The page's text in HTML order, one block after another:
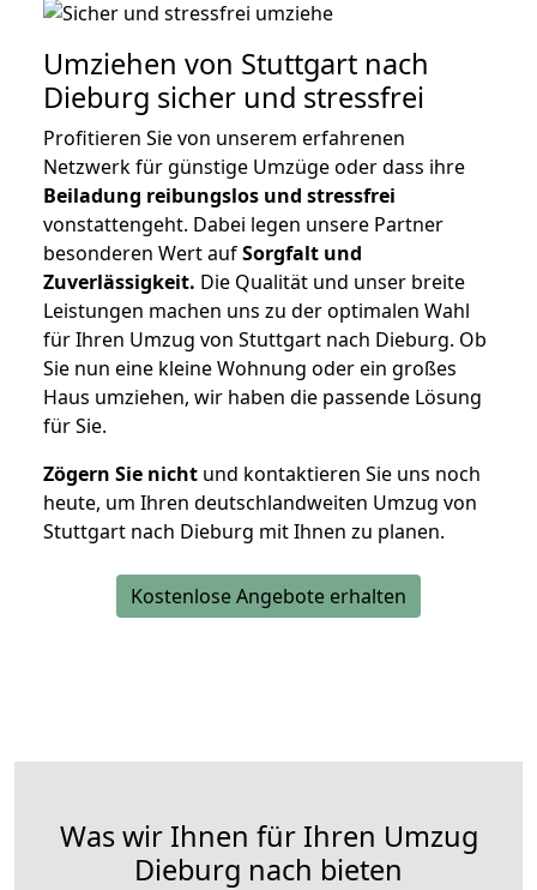
Umziehen von Stuttgart nach
Dieburg sicher und stressfrei
Profitieren Sie von unserem erfahrenen
Netzwerk für günstige Umzüge oder dass ihre
Beiladung reibungslos und stressfrei
vonstattengeht. Dabei legen unsere Partner
besonderen Wert aufSorgfalt und
Zuverlässigkeit. Die Qualität und unser breite
Leistungen machen uns zu der optimalen Wahl
für Ihren Umzug von Stuttgart nach Dieburg. Ob
Sie nun eine kleine Wohnung oder ein großes
Haus umziehen, wir haben die passende Lösung
für Sie.
Zögern Sie nicht und kontaktieren Sie uns noch
heute, um Ihren deutschlandweiten Umzug von
Stuttgart nach Dieburg mit Ihnen zu planen.
Kostenlose Angebote erhalten
Was wir Ihnen für Ihren Umzug
Dieburg nach bieten